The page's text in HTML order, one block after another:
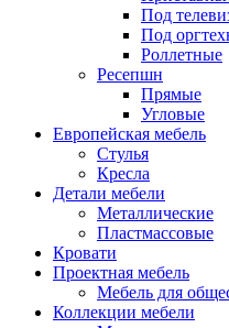
Под
Под
Роллетные
Ресепшн
Прямые
Угловые
Европейская мебель
Стулья
Кресла
Детали мебели
Металлические
Пластмассовые
Кровати
Проектная мебель
Мебель для
Коллекции мебели